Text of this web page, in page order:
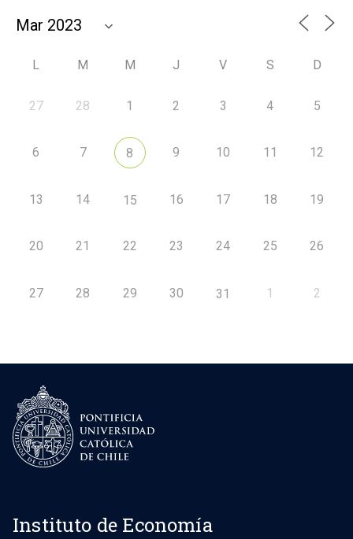
L M M J V S D
27 28 1 2 3 4 5
6 7 8 9 10 11 12
13 14 15 16 17 18 19
20 21 22 23 24 25 26
27 28 29 30 31 1 2
Instituto de Economía